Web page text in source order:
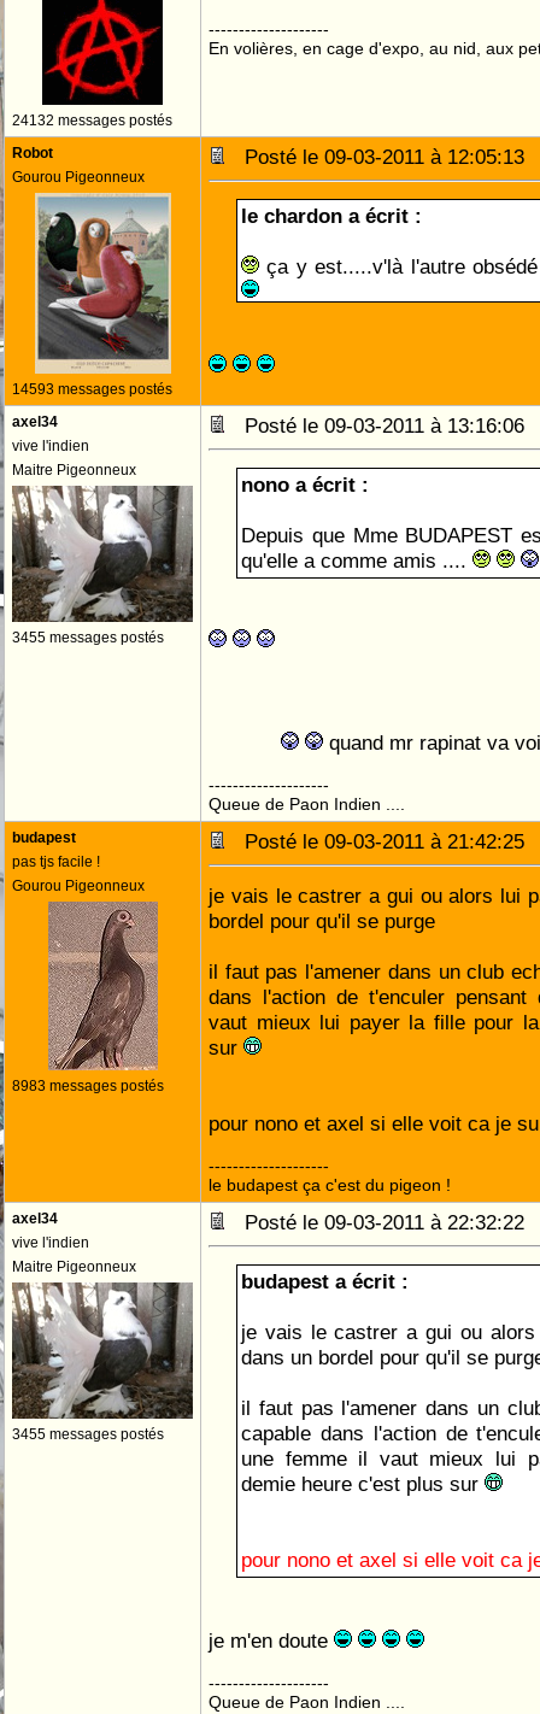
24132 messages postés
--------------------
En volières, en cage d'expo, au nid, aux
Robot
Gourou Pigeonneux
14593 messages postés
Posté le 09-03-2011 à
le chardon a écrit :
ça y est.....v'là l'autre
axel34
vive l'indien
Maitre Pigeonneux
3455 messages postés
Posté le 09-03-2011 à
nono a écrit :
Depuis que Mme BUDAPEST
qu'elle a comme amis ....
quand mr rapinat va
--------------------
Queue de Paon Indien ....
budapest
pas tjs facile !
Gourou Pigeonneux
8983 messages postés
Posté le 09-03-2011 à
je vais le castrer a gui ou alors lui
bordel pour qu'il se purge
il faut pas l'amener dans un club
dans l'action de t'enculer
vaut mieux lui payer la fille pour
sur
pour nono et axel si elle voit ca je
--------------------
le budapest ça c'est du pigeon !
axel34
vive l'indien
Maitre Pigeonneux
3455 messages postés
Posté le 09-03-2011 à
budapest a écrit :
je vais le castrer a gui ou
dans un bordel pour qu'il se
il faut pas l'amener dans un
capable dans l'action de
une femme il vaut mieux lui
demie heure c'est plus sur
pour nono et axel si elle voit ca
je m'en doute
--------------------
Queue de Paon Indien ....